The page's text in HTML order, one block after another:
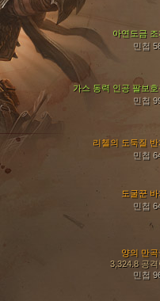
아연도금 조
민첩
가스 동력 인공 팔보호
민첩
도굴꾼
민첩
양의 만곡
3,324.8 공격
민첩
리첼의 도둑질 반
민첩